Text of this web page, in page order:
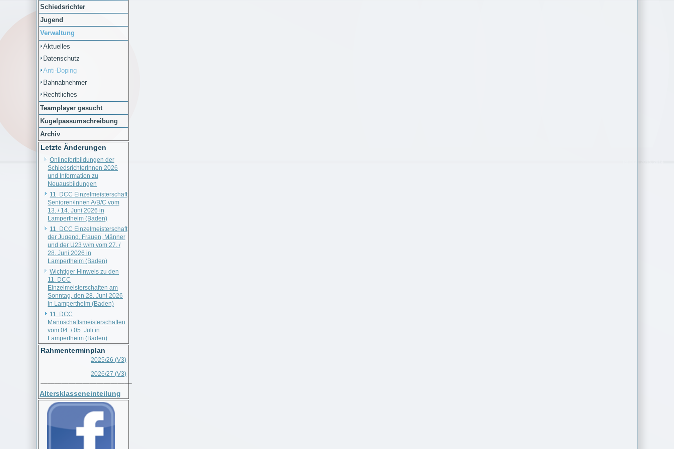
Schiedsrichter
Jugend
Verwaltung
Aktuelles
Datenschutz
Anti-Doping
Bahnabnehmer
Rechtliches
Teamplayer gesucht
Kugelpassumschreibung
Archiv
Letzte Änderungen
Onlinefortbildungen der
SchiedsrichterInnen 2026
und Information zu
Neuausbildungen
11. DCC Einzelmeisterschaft
Senioren/innen A/B/C vom
13. / 14. Juni 2026 in
Lampertheim (Baden)
11. DCC Einzelmeisterschaft
der Jugend, Frauen, Männer
und der U23 w/m vom 27. /
28. Juni 2026 in
Lampertheim (Baden)
Wichtiger Hinweis zu den
11. DCC
Einzelmeisterschaften am
Sonntag, den 28. Juni 2026
in Lampertheim (Baden)
11. DCC
Mannschaftsmeisterschaften
vom 04. / 05. Juli in
Lampertheim (Baden)
Rahmenterminplan
2025/26 (V3)
2026/27 (V3)
Altersklasseneinteilung